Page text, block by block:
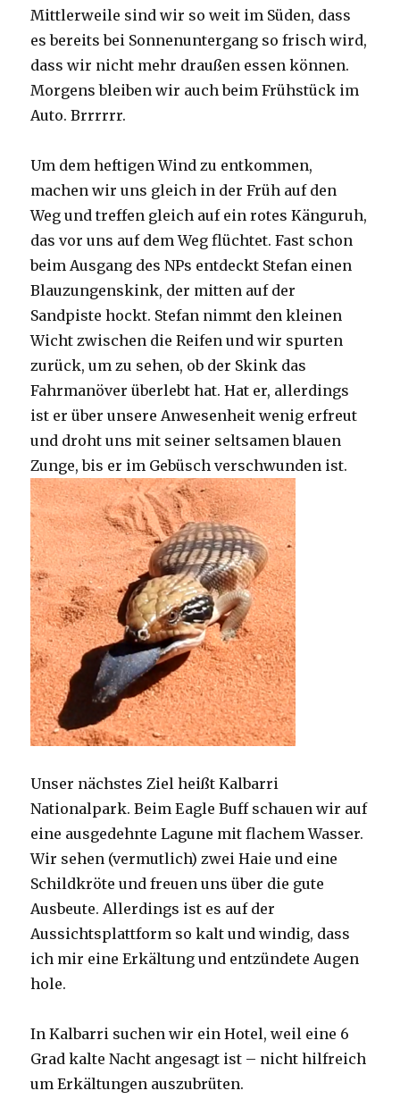
Mittlerweile sind wir so weit im Süden, dass
es bereits bei Sonnenuntergang so frisch wird,
dass wir nicht mehr draußen essen können.
Morgens bleiben wir auch beim Frühstück im
Auto. Brrrrrr.
Um dem heftigen Wind zu entkommen,
machen wir uns gleich in der Früh auf den
Weg und treffen gleich auf ein rotes Känguruh,
das vor uns auf dem Weg flüchtet. Fast schon
beim Ausgang des NPs entdeckt Stefan einen
Blauzungenskink, der mitten auf der
Sandpiste hockt. Stefan nimmt den kleinen
Wicht zwischen die Reifen und wir spurten
zurück, um zu sehen, ob der Skink das
Fahrmanöver überlebt hat. Hat er, allerdings
ist er über unsere Anwesenheit wenig erfreut
und droht uns mit seiner seltsamen blauen
Zunge, bis er im Gebüsch verschwunden ist.
Unser nächstes Ziel heißt Kalbarri
Nationalpark. Beim Eagle Buff schauen wir auf
eine ausgedehnte Lagune mit flachem Wasser.
Wir sehen (vermutlich) zwei Haie und eine
Schildkröte und freuen uns über die gute
Ausbeute. Allerdings ist es auf der
Aussichtsplattform so kalt und windig, dass
ich mir eine Erkältung und entzündete Augen
hole.
In Kalbarri suchen wir ein Hotel, weil eine 6
Grad kalte Nacht angesagt ist – nicht hilfreich
um Erkältungen auszubrüten.